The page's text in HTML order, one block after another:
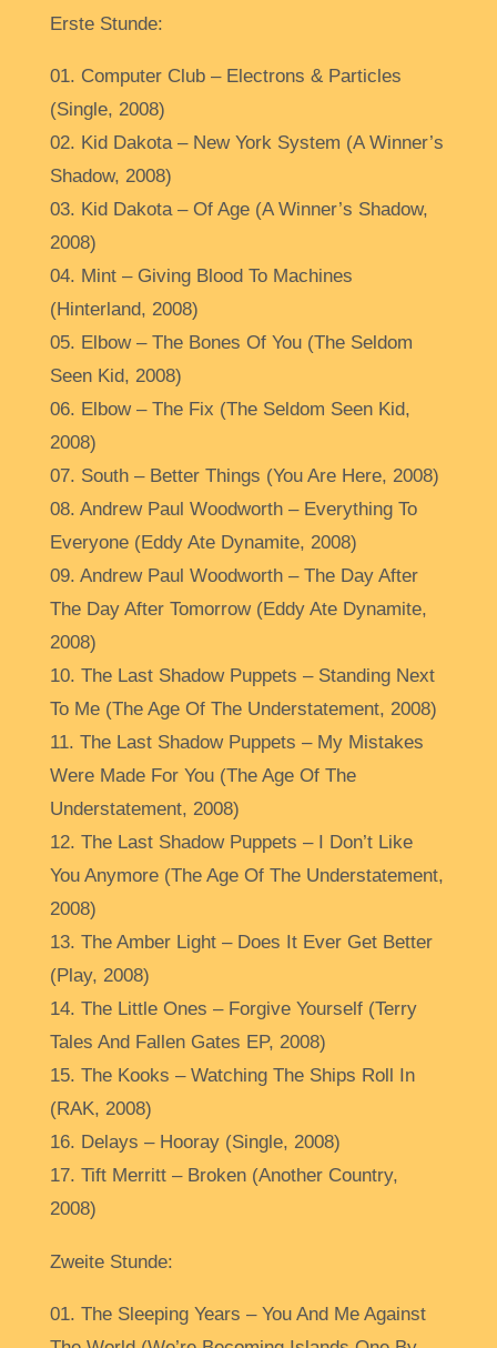
Erste Stunde:
01. Computer Club – Electrons & Particles
(Single, 2008)
02. Kid Dakota – New York System (A Winner’s
Shadow, 2008)
03. Kid Dakota – Of Age (A Winner’s Shadow,
2008)
04. Mint – Giving Blood To Machines
(Hinterland, 2008)
05. Elbow – The Bones Of You (The Seldom
Seen Kid, 2008)
06. Elbow – The Fix (The Seldom Seen Kid,
2008)
07. South – Better Things (You Are Here, 2008)
08. Andrew Paul Woodworth – Everything To
Everyone (Eddy Ate Dynamite, 2008)
09. Andrew Paul Woodworth – The Day After
The Day After Tomorrow (Eddy Ate Dynamite,
2008)
10. The Last Shadow Puppets – Standing Next
To Me (The Age Of The Understatement, 2008)
11. The Last Shadow Puppets – My Mistakes
Were Made For You (The Age Of The
Understatement, 2008)
12. The Last Shadow Puppets – I Don’t Like
You Anymore (The Age Of The Understatement,
2008)
13. The Amber Light – Does It Ever Get Better
(Play, 2008)
14. The Little Ones – Forgive Yourself (Terry
Tales And Fallen Gates EP, 2008)
15. The Kooks – Watching The Ships Roll In
(RAK, 2008)
16. Delays – Hooray (Single, 2008)
17. Tift Merritt – Broken (Another Country,
2008)
Zweite Stunde:
01. The Sleeping Years – You And Me Against